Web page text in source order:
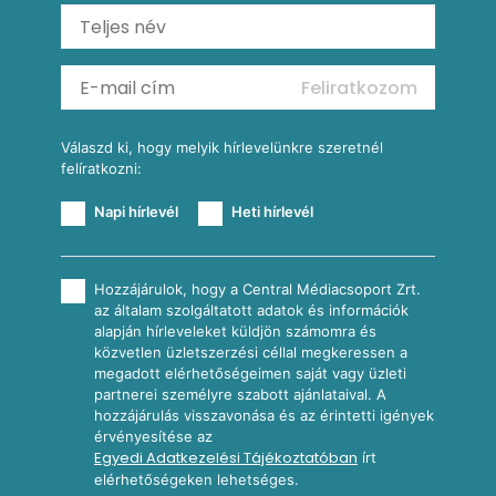
Ratatouille
Almás-kéksajtos kukoricasaláta
Köretek
Reggeli receptek
Feliratkozom
Válaszd ki, hogy melyik hírlevelünkre szeretnél
felíratkozni:
Napi hírlevél Heti hírlevél
Hozzájárulok, hogy a Central Médiacsoport Zrt.
az általam szolgáltatott adatok és információk
alapján hírleveleket küldjön számomra és
közvetlen üzletszerzési céllal megkeressen a
megadott elérhetőségeimen saját vagy üzleti
partnerei személyre szabott ajánlataival. A
hozzájárulás visszavonása és az érintetti igények
érvényesítése az
Egyedi Adatkezelési Tájékoztatóban írt
elérhetőségeken lehetséges.